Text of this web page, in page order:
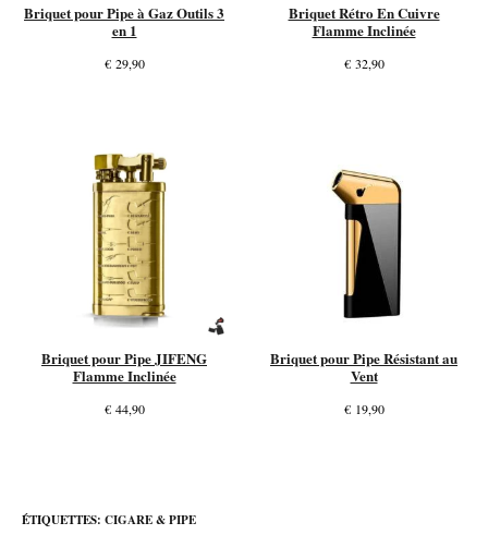
Briquet pour Pipe à Gaz Outils 3
en 1
€29,90
Briquet Rétro En Cuivre
Flamme Inclinée
€32,90
Briquet pour Pipe JIFENG
Flamme Inclinée
€44,90
Briquet pour Pipe Résistant au
Vent
€19,90
ÉTIQUETTES: CIGARE & PIPE